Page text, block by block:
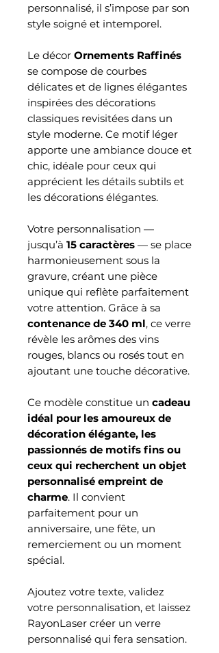
personnalisé, il s’impose par son
style soigné et intemporel.
Le décor Ornements Raffinés
se compose de courbes
délicates et de lignes élégantes
inspirées des décorations
classiques revisitées dans un
style moderne. Ce motif léger
apporte une ambiance douce et
chic, idéale pour ceux qui
apprécient les détails subtils et
les décorations élégantes.
Votre personnalisation —
jusqu’à 15 caractères — se place
harmonieusement sous la
gravure, créant une pièce
unique qui reflète parfaitement
votre attention. Grâce à sa
contenance de 340 ml, ce verre
révèle les arômes des vins
rouges, blancs ou rosés tout en
ajoutant une touche décorative.
Ce modèle constitue un cadeau
idéal pour les amoureux de
décoration élégante, les
passionnés de motifs fins ou
ceux qui recherchent un objet
personnalisé empreint de
charme. Il convient
parfaitement pour un
anniversaire, une fête, un
remerciement ou un moment
spécial.
Ajoutez votre texte, validez
votre personnalisation, et laissez
RayonLaser créer un verre
personnalisé qui fera sensation.